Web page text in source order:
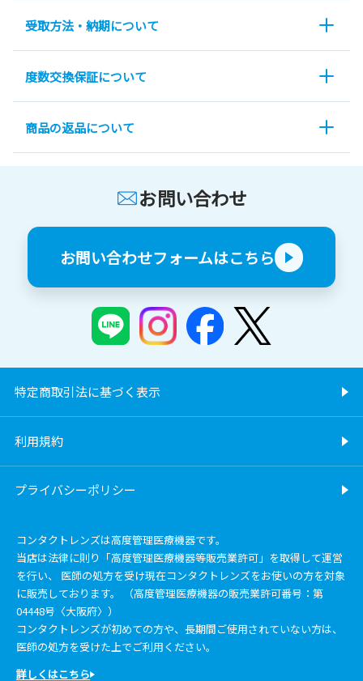
受取方法・納期について
度数交換保証について
商品の返品について
お問い合わせ
お問い合わせフォームはこちら
特定商取引法に基づく表示
利用規約
プライバシーポリシー
コンタクトレンズは高度管理医療機器です。
当店は法律に則り「高度管理医療機器等販売業許可」を取得して運営
を行い、 医師の処方を受け現在コンタクトレンズをお使いの方を対象
に販売しております。 （高度管理医療機器の販売業許可番号：第
04448号〈大阪府〉）
コンタクトレンズが初めての方や、長期間ご使用されていない方は、
医師の処方を受けた上でご利用ください。
詳しくはこちら